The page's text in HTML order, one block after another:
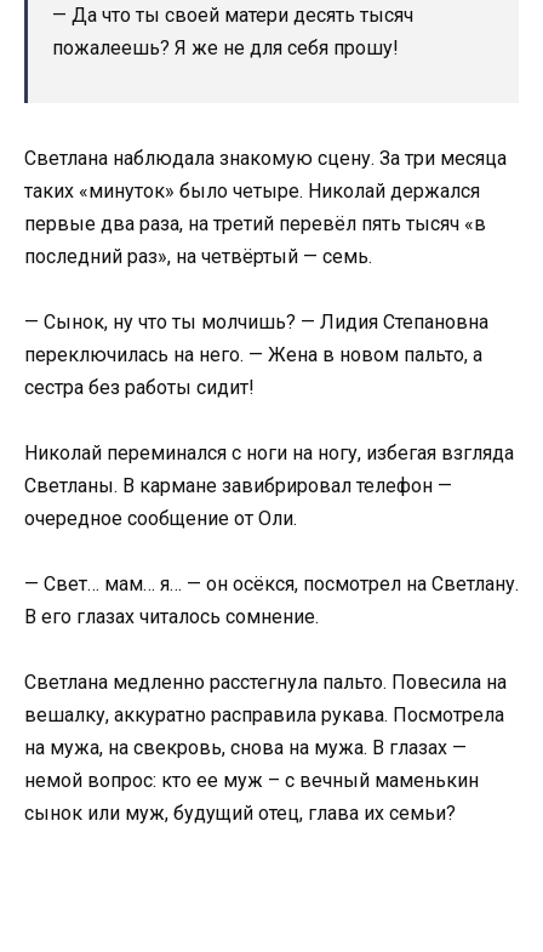
— Да что ты своей матери десять тысяч
пожалеешь? Я же не для себя прошу!
Светлана наблюдала знакомую сцену. За три месяца
таких «минуток» было четыре. Николай держался
первые два раза, на третий перевёл пять тысяч «в
последний раз», на четвёртый — семь.
— Сынок, ну что ты молчишь? — Лидия Степановна
переключилась на него. — Жена в новом пальто, а
сестра без работы сидит!
Николай переминался с ноги на ногу, избегая взгляда
Светланы. В кармане завибрировал телефон —
очередное сообщение от Оли.
— Свет… мам… я… — он осёкся, посмотрел на Светлану.
В его глазах читалось сомнение.
Светлана медленно расстегнула пальто. Повесила на
вешалку, аккуратно расправила рукава. Посмотрела
на мужа, на свекровь, снова на мужа. В глазах —
немой вопрос: кто ее муж – с вечный маменькин
сынок или муж, будущий отец, глава их семьи?